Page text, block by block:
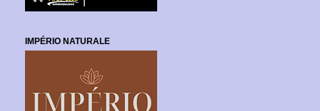
IMPÉRIO NATURALE